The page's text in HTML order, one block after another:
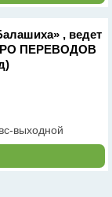
, ведет
ПЕРЕВОДОВ
выходной